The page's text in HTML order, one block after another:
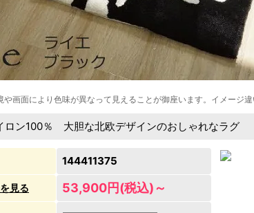
や画面により色味が異なって見えることが御座います。イメージ
ロン100％ 大胆な北欧デザインのおしゃれなラ
144411375
見る 53,900円(税込)～